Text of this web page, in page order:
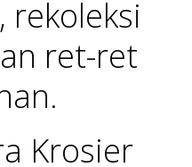
rekoleksi
ret-ret
Krosier